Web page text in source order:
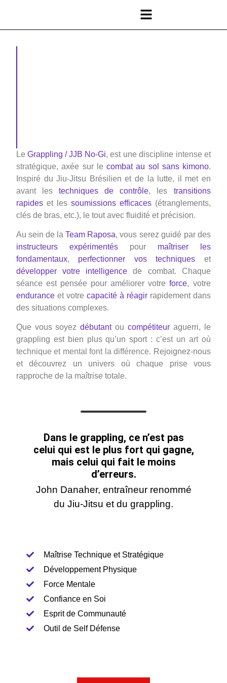
Le Grappling / JJB No-Gi, est une discipline intense et
stratégique, axée sur le combat au sol sans kimono.
Inspiré du Jiu-Jitsu Brésilien et de la lutte, il met en
avant les techniques de contrôle, les transitions
rapides et les soumissions efficaces (étranglements,
clés de bras, etc.), le tout avec fluidité et précision.
Au sein de la Team Raposa, vous serez guidé par des
instructeurs expérimentés pour maîtriser les
fondamentaux, perfectionner vos techniques et
développer votre intelligence de combat. Chaque
séance est pensée pour améliorer votre force, votre
endurance et votre capacité à réagir rapidement dans
des situations complexes.
Que vous soyez débutantou compétiteur aguerri, le
grappling est bien plus qu’un sport : c’est un art où
technique et mental font la différence. Rejoignez-nous
et découvrez un univers où chaque prise vous
rapproche de la maîtrise totale.
Dans le grappling, ce n’est pas
celui qui est le plus fort qui gagne,
mais celui qui fait le moins
d’erreurs.
John Danaher, entraîneur renommé
du Jiu-Jitsu et du grappling.
Maîtrise Technique et Stratégique
Développement Physique
Force Mentale
Confiance en Soi
Esprit de Communauté
Outil de Self Défense